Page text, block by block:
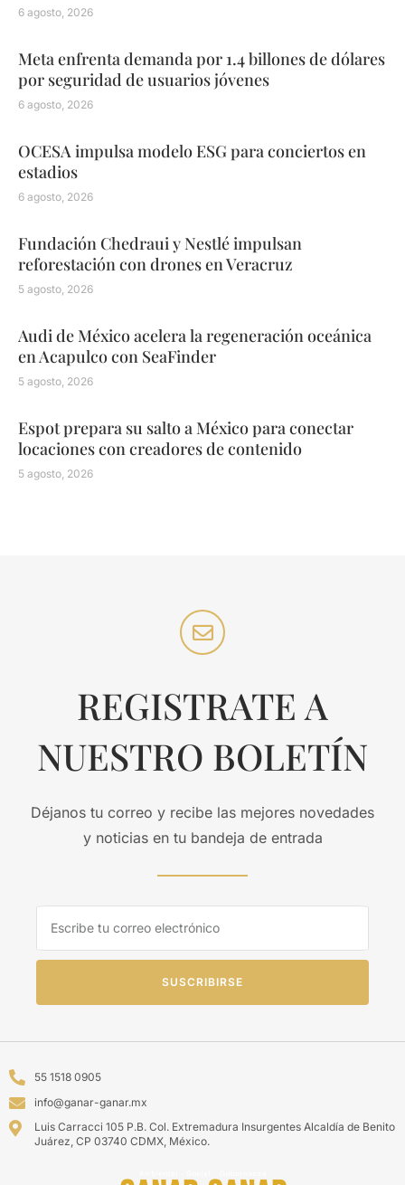
6 agosto, 2026
Meta enfrenta demanda por 1.4 billones de dólares
por seguridad de usuarios jóvenes
6 agosto, 2026
OCESA impulsa modelo ESG para conciertos en
estadios
6 agosto, 2026
Fundación Chedraui y Nestlé impulsan
reforestación con drones en Veracruz
5 agosto, 2026
Audi de México acelera la regeneración oceánica
en Acapulco con SeaFinder
5 agosto, 2026
Espot prepara su salto a México para conectar
locaciones con creadores de contenido
5 agosto, 2026
REGISTRATE A
NUESTRO BOLETÍN
Déjanos tu correo y recibe las mejores novedades
y noticias en tu bandeja de entrada
SUSCRIBIRSE
55 1518 0905
info@ganar-ganar.mx
Luis Carracci 105 P.B. Col. Extremadura Insurgentes Alcaldía de Benito
Juárez, CP 03740 CDMX, México.